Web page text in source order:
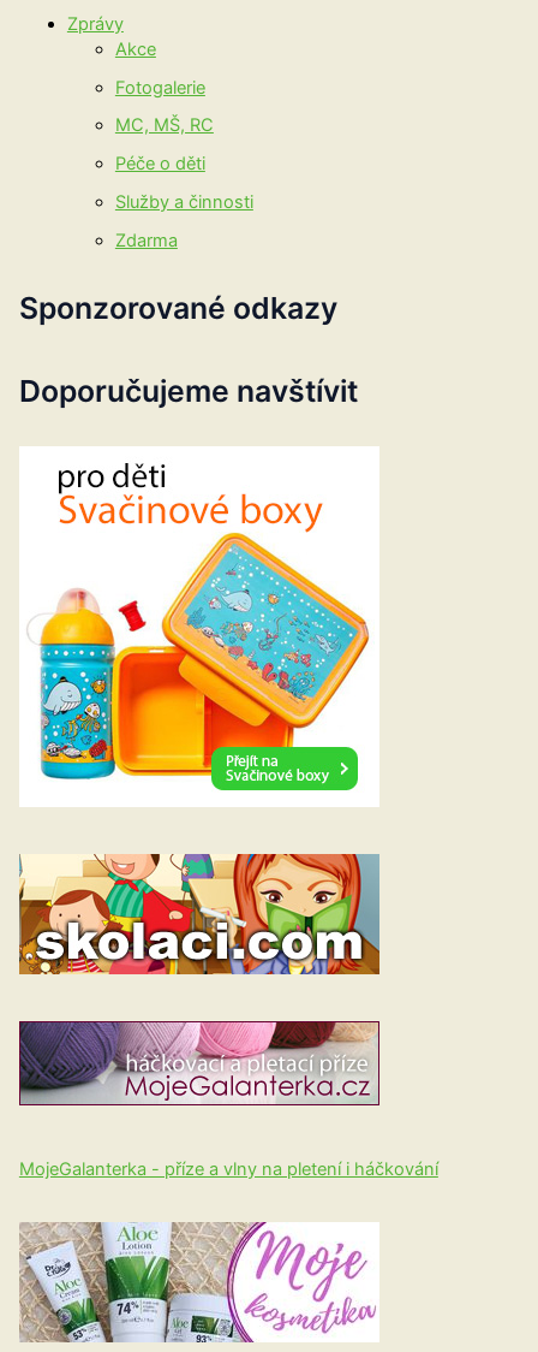
Zprávy
Akce
Fotogalerie
MC, MŠ, RC
Péče o děti
Služby a činnosti
Zdarma
Sponzorované odkazy
Doporučujeme navštívit
MojeGalanterka - příze a vlny na pletení i háčkování